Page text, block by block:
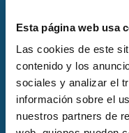
Esta página web usa
Las cookies de este
contenido y los
sociales y analizar el
información sobre el
nuestros partners de